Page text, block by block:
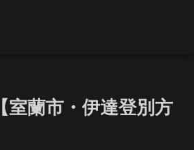
蘭市・伊達登別方